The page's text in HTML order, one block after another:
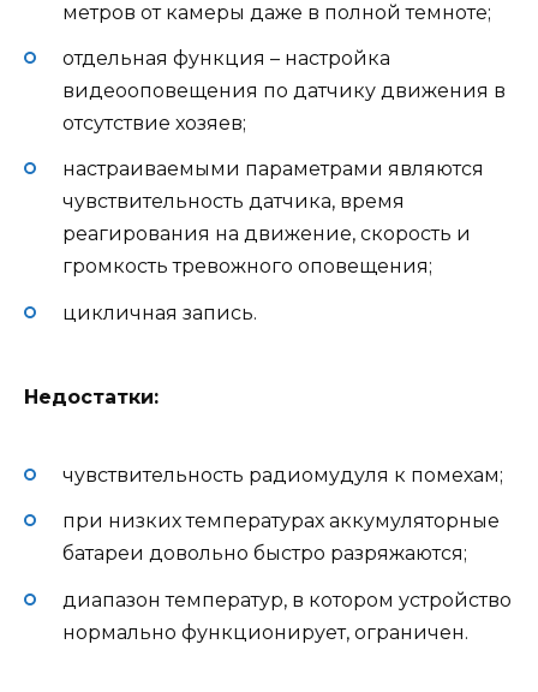
метров от камеры даже в полной темноте;
отдельная функция – настройка
видеооповещения по датчику движения в
отсутствие хозяев;
настраиваемыми параметрами являются
чувствительность датчика, время
реагирования на движение, скорость и
громкость тревожного оповещения;
цикличная запись.
Недостатки:
чувствительность радиомудуля к помехам;
при низких температурах аккумуляторные
батареи довольно быстро разряжаются;
диапазон температур, в котором устройство
нормально функционирует, ограничен.